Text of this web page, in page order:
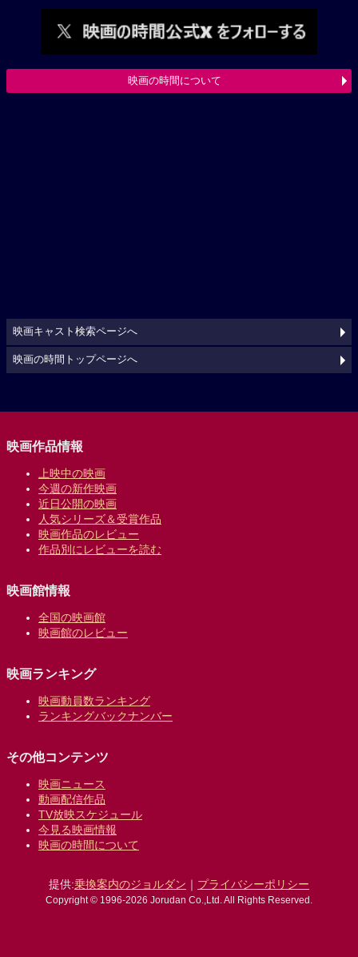
映画の時間について
映画キャスト検索ページへ
映画の時間トップページへ
映画作品情報
上映中の映画
今週の新作映画
近日公開の映画
人気シリーズ＆受賞作品
映画作品のレビュー
作品別にレビューを読む
映画館情報
全国の映画館
映画館のレビュー
映画ランキング
映画動員数ランキング
ランキングバックナンバー
その他コンテンツ
映画ニュース
動画配信作品
TV放映スケジュール
今見る映画情報
映画の時間について
提供:乗換案内のジョルダン ｜ プライバシーポリシー
Copyright © 1996-2026 Jorudan Co.,Ltd. All Rights Reserved.